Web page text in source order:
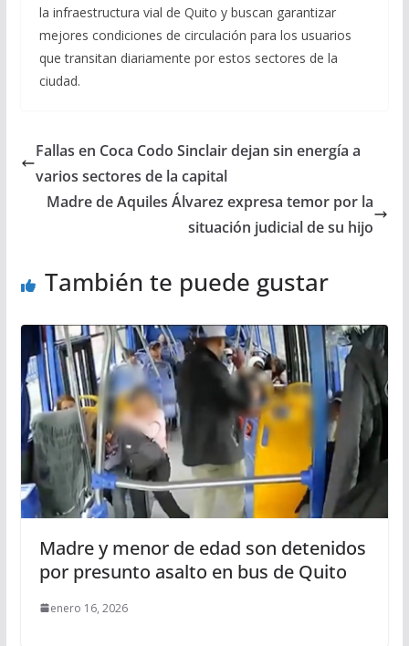
la infraestructura vial de Quito y buscan garantizar
mejores condiciones de circulación para los usuarios
que transitan diariamente por estos sectores de la
ciudad.
Fallas en Coca Codo Sinclair dejan sin energía a
varios sectores de la capital
Madre de Aquiles Álvarez expresa temor por la
situación judicial de su hijo
También te puede gustar
Madre y menor de edad son detenidos
por presunto asalto en bus de Quito
enero 16, 2026